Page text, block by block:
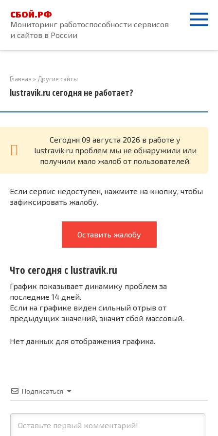
контенту
СБОЙ.РФ
Мониторинг работоспособности сервисов
и сайтов в России
Главная » Другие сайты
lustravik.ru сегодня не работает?
Cегодня 09 августа 2026 в работе у
lustravik.ru проблем мы не обнаружили или
получили мало жалоб от пользователей.
Если сервис недоступен, нажмите на кнопку, чтобы
зафиксировать жалобу.
Оставить жалобу
Что сегодня с lustravik.ru
График показывает динамику проблем за
последние 14 дней.
Если на графике виден сильный отрыв от
предыдущих значений, значит сбой массовый.
Нет данных для отображения графика.
Подписаться